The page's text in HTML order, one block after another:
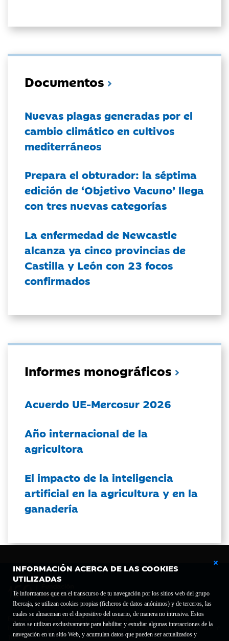
INFORMACIÓN ACERCA DE LAS COOKIES
UTILIZADAS
Te informamos que en el transcurso de tu navegación por los sitios web del grupo
Ibercaja, se utilizan cookies propias (ficheros de datos anónimos) y de terceros, las
cuales se almacenan en el dispositivo del usuario, de manera no intrusiva. Estos
datos se utilizan exclusivamente para habilitar y estudiar algunas interacciones de la
navegación en un sitio Web, y acumulan datos que pueden ser actualizados y
Documentos
Nuevas plagas generadas por el
cambio climático en cultivos
mediterráneos
Prepara el obturador: la séptima
edición de ‘Objetivo Vacuno’ llega
con tres nuevas categorías
La enfermedad de Newcastle
alcanza ya cinco provincias de
Castilla y León con 23 focos
confirmados
Informes monográficos
Acuerdo UE-Mercosur 2026
Año internacional de la
agricultora
El impacto de la inteligencia
artificial en la agricultura y en la
ganadería
Fundación Bancaria Ibercaja C.I.F. G-50000652.
Inscrita en el Registro de Fundaciones del Mº de Educación, Cultura y Deporte con el nº
1689.